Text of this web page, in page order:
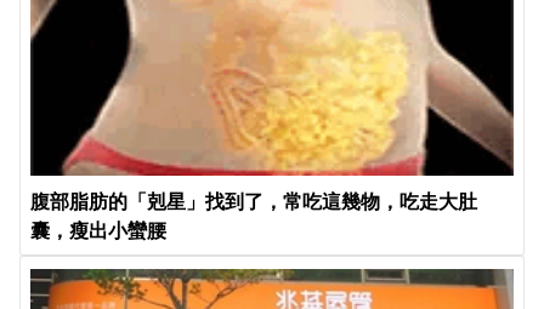
腹部脂肪的「剋星」找到了，常吃這幾物，吃走大肚
囊，瘦出小蠻腰